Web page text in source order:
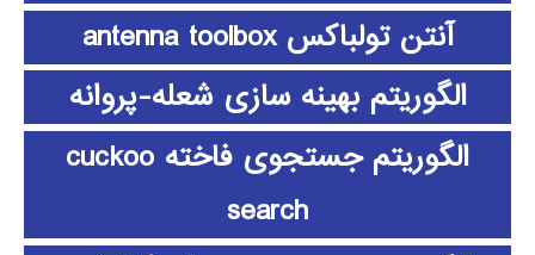
آنتن تولباکس antenna toolbox
الگوریتم بهینه سازی شعله-پروانه
الگوریتم جستجوی فاخته cuckoo
search